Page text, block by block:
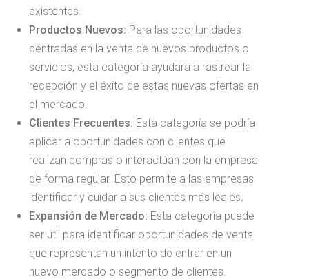
existentes.
Productos Nuevos: Para las oportunidades
centradas en la venta de nuevos productos o
servicios, esta categoría ayudará a rastrear la
recepción y el éxito de estas nuevas ofertas en
el mercado.
Clientes Frecuentes: Esta categoría se podría
aplicar a oportunidades con clientes que
realizan compras o interactúan con la empresa
de forma regular. Esto permite a las empresas
identificar y cuidar a sus clientes más leales.
Expansión de Mercado: Esta categoría puede
ser útil para identificar oportunidades de venta
que representan un intento de entrar en un
nuevo mercado o segmento de clientes.